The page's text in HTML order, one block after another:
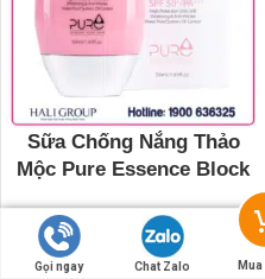
Sữa Chống Nắng Thảo
Mộc Pure Essence Block
880.000 450.000
Gọi ngay Chat Zalo